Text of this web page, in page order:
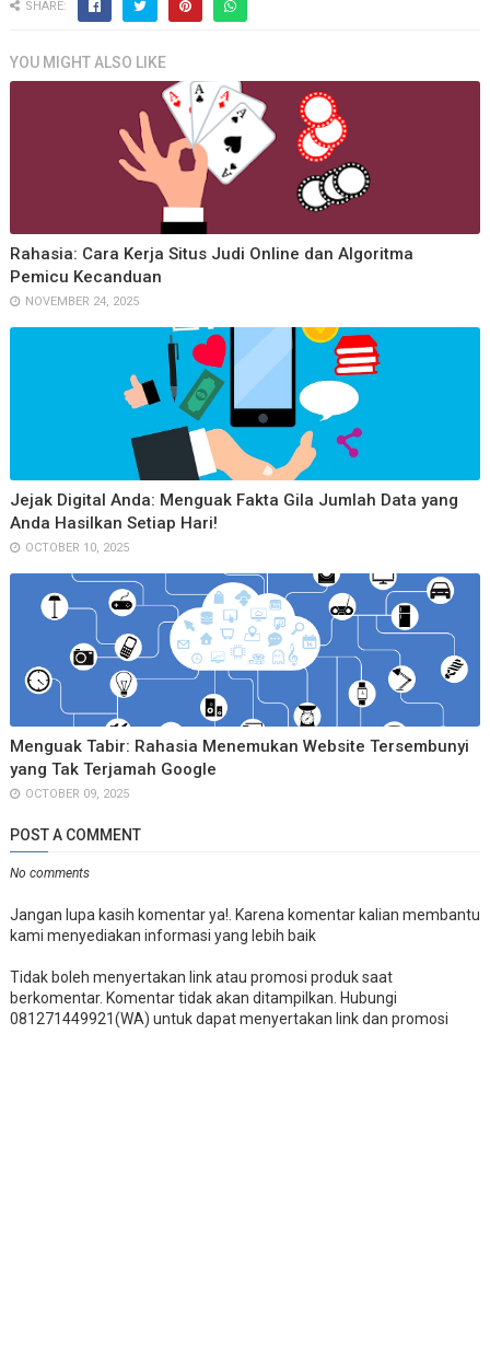
SHARE:
YOU MIGHT ALSO LIKE
Rahasia: Cara Kerja Situs Judi Online dan Algoritma
Pemicu Kecanduan
NOVEMBER 24, 2025
Jejak Digital Anda: Menguak Fakta Gila Jumlah Data yang
Anda Hasilkan Setiap Hari!
OCTOBER 10, 2025
Menguak Tabir: Rahasia Menemukan Website Tersembunyi
yang Tak Terjamah Google
OCTOBER 09, 2025
POST A COMMENT
No comments
Jangan lupa kasih komentar ya!. Karena komentar kalian membantu
kami menyediakan informasi yang lebih baik
Tidak boleh menyertakan link atau promosi produk saat
berkomentar. Komentar tidak akan ditampilkan. Hubungi
081271449921(WA) untuk dapat menyertakan link dan promosi